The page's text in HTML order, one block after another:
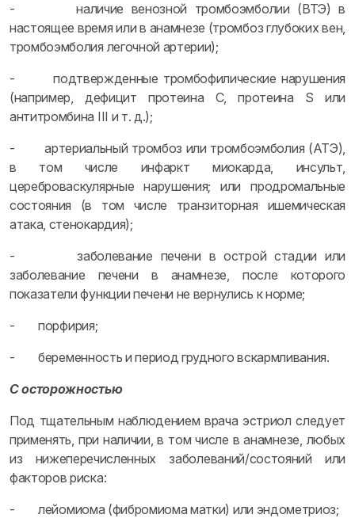
- наличие венозной тромбоэмболии (ВТЭ) в
настоящее время или в анамнезе (тромбоз глубоких вен,
тромбоэмболия легочной артерии);
- подтвержденные тромбофилические нарушения
(например, дефицит протеина С, протеина S или
антитромбина III и т. д.);
- артериальный тромбоз или тромбоэмболия (АТЭ),
в том числе инфаркт миокарда, инсульт,
цереброваскулярные нарушения; или продромальные
состояния (в том числе транзиторная ишемическая
атака, стенокардия);
- заболевание печени в острой стадии или
заболевание печени в анамнезе, после которого
показатели функции печени не вернулись к норме;
- порфирия;
- беременность и период грудного вскармливания.
С осторожностью
Под тщательным наблюдением врача эстриол следует
применять, при наличии, в том числе в анамнезе, любых
из нижеперечисленных заболеваний/состояний или
факторов риска:
- лейомиома (фибромиома матки) или эндометриоз;